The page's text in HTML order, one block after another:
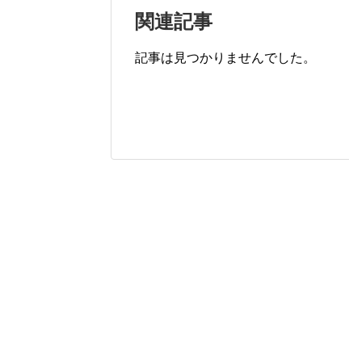
関連記事
記事は見つかりませんでした。